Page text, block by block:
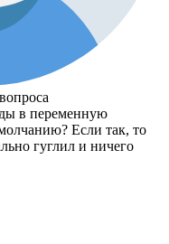
в переменную
Если так, то
гуглил и ничего